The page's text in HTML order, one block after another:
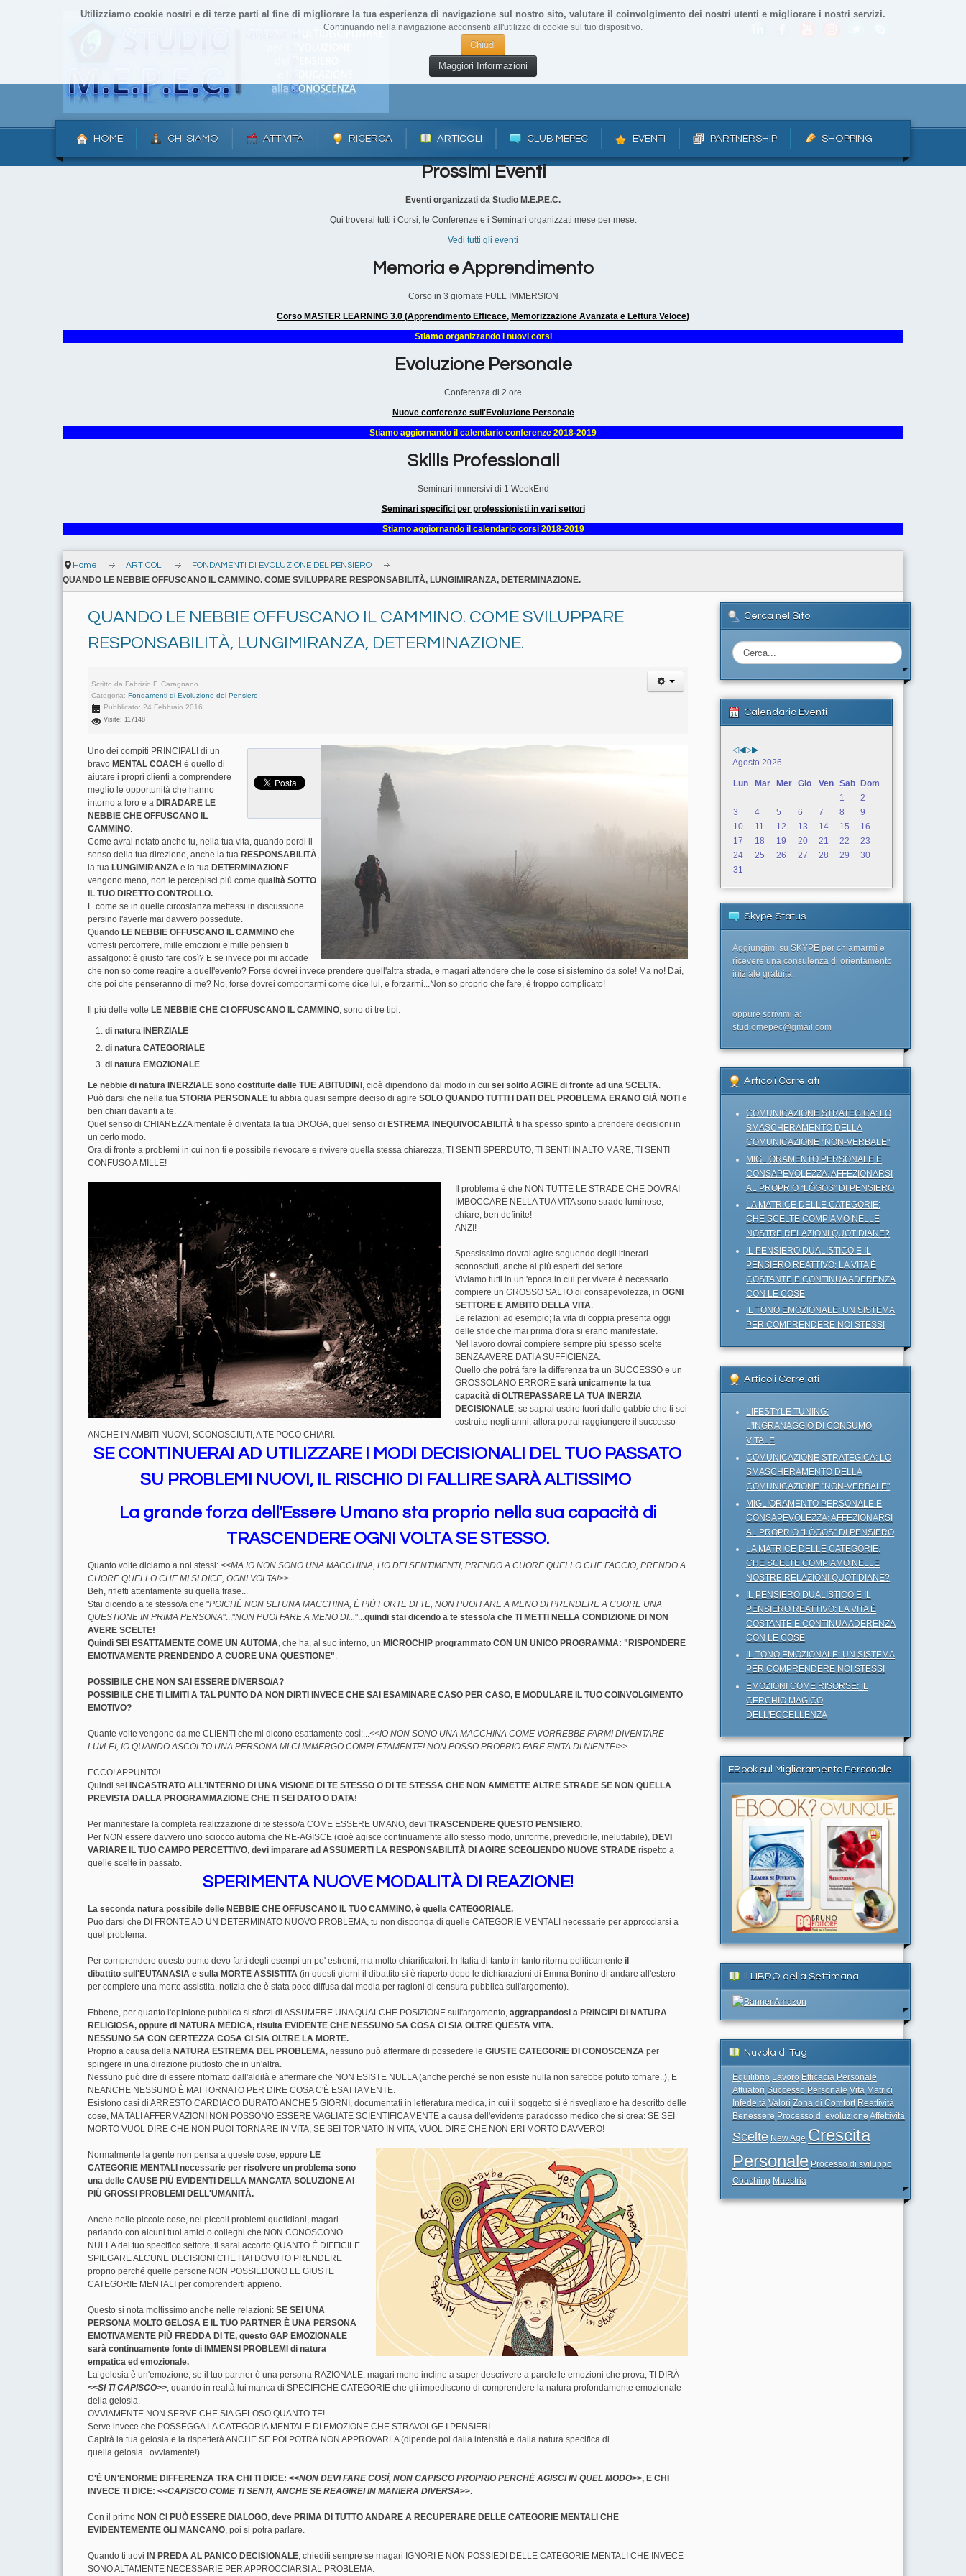
Utilizziamo cookie nostri e di terze parti al fine di migliorare la tua esperienza di navigazione sul nostro sito, valutare il coinvolgimento dei nostri utenti e migliorare i nostri servizi.
Continuando nella navigazione acconsenti all'utilizzo di cookie sul tuo dispositivo.
Chiudi
Maggiori Informazioni
HOME CHI SIAMO ATTIVITÀ RICERCA ARTICOLI CLUB MEPEC EVENTI PARTNERSHIP SHOPPING
Prossimi Eventi
Eventi organizzati da Studio M.E.P.E.C.
Qui troverai tutti i Corsi, le Conferenze e i Seminari organizzati mese per mese.
Vedi tutti gli eventi
Memoria e Apprendimento
Corso in 3 giornate FULL IMMERSION
Corso MASTER LEARNING 3.0 (Apprendimento Efficace, Memorizzazione Avanzata e Lettura Veloce)
Stiamo organizzando i nuovi corsi
Evoluzione Personale
Conferenza di 2 ore
Nuove conferenze sull'Evoluzione Personale
Stiamo aggiornando il calendario conferenze 2018-2019
Skills Professionali
Seminari immersivi di 1 WeekEnd
Seminari specifici per professionisti in vari settori
Stiamo aggiornando il calendario corsi 2018-2019
Home ARTICOLI FONDAMENTI DI EVOLUZIONE DEL PENSIERO
QUANDO LE NEBBIE OFFUSCANO IL CAMMINO. COME SVILUPPARE RESPONSABILITÀ, LUNGIMIRANZA, DETERMINAZIONE.
QUANDO LE NEBBIE OFFUSCANO IL CAMMINO. COME SVILUPPARE
RESPONSABILITÀ, LUNGIMIRANZA, DETERMINAZIONE.
Scritto da Fabrizio F. Caragnano
Categoria: Fondamenti di Evoluzione del Pensiero
Pubblicato: 24 Febbraio 2016
Visite: 117148
Uno dei compiti PRINCIPALI di un
bravo MENTAL COACH è quello di
aiutare i propri clienti a comprendere
meglio le opportunità che hanno
intorno a loro e a DIRADARE LE
NEBBIE CHE OFFUSCANO IL
CAMMINO.
Come avrai notato anche tu, nella tua vita, quando perdi il
senso della tua direzione, anche la tua RESPONSABILITÀ,
la tua LUNGIMIRANZA e la tua DETERMINAZION E
vengono meno, non le percepisci più come qualità SOTTO
IL TUO DIRETTO CONTROLLO.
E come se in quelle circostanza mettessi in discussione
persino l'averle mai davvero possedute.
Quando LE NEBBIE OFFUSCANO IL CAMMINO che
vorresti percorrere, mille emozioni e mille pensieri ti
assalgono: è giusto fare così? E se invece poi mi accade
che non so come reagire a quell'evento? Forse dovrei invece prendere quell'altra strada, e magari attendere che le cose si sistemino da sole! Ma no! Dai,
che poi che penseranno di me? No, forse dovrei comportarmi come dice lui, e forzarmi...Non so proprio che fare, è troppo complicato!
Il più delle volte LE NEBBIE CHE CI OFFUSCANO IL CAMMINO, sono di tre tipi:
di natura INERZIALE
di natura CATEGORIALE
di natura EMOZIONALE
Le nebbie di natura INERZIALE sono costituite dalle TUE ABITUDINI , cioè dipendono dal modo in cui sei solito AGIRE di fronte ad una SCELTA.
Può darsi che nella tua STORIA PERSONALE tu abbia quasi sempre deciso di agire SOLO QUANDO TUTTI I DATI DEL PROBLEMA ERANO GIÀ NOTI e
ben chiari davanti a te.
Quel senso di CHIAREZZA mentale è diventata la tua DROGA, quel senso di ESTREMA INEQUIVOCABILITÀ ti ha spesso spinto a prendere decisioni in
un certo modo.
Ora di fronte a problemi in cui non ti è possibile rievocare e rivivere quella stessa chiarezza, TI SENTI SPERDUTO, TI SENTI IN ALTO MARE, TI SENTI
CONFUSO A MILLE!
Il problema è che NON TUTTE LE STRADE CHE DOVRAI
IMBOCCARE NELLA TUA VITA sono strade luminose,
chiare, ben definite!
ANZI!
Spessissimo dovrai agire seguendo degli itinerari
sconosciuti, anche ai più esperti del settore.
Viviamo tutti in un 'epoca in cui per vivere è necessario
compiere un GROSSO SALTO di consapevolezza, in OGNI
SETTORE E AMBITO DELLA VITA.
Le relazioni ad esempio; la vita di coppia presenta oggi
delle sfide che mai prima d'ora si erano manifestate.
Nel lavoro dovrai compiere sempre più spesso scelte
SENZA AVERE DATI A SUFFICIENZA.
Quello che potrà fare la differenza tra un SUCCESSO e un
GROSSOLANO ERRORE sarà unicamente la tua
capacità di OLTREPASSARE LA TUA INERZIA
DECISIONALE, se saprai uscire fuori dalle gabbie che ti sei
costruito negli anni, allora potrai raggiungere il successo
ANCHE IN AMBITI NUOVI, SCONOSCIUTI, A TE POCO CHIARI.
SE CONTINUERAI AD UTILIZZARE I MODI DECISIONALI DEL TUO PASSATO
SU PROBLEMI NUOVI, IL RISCHIO DI FALLIRE SARÀ ALTISSIMO
La grande forza dell'Essere Umano sta proprio nella sua capacità di
TRASCENDERE OGNI VOLTA SE STESSO.
Quanto volte diciamo a noi stessi: <<MA IO NON SONO UNA MACCHINA, HO DEI SENTIMENTI, PRENDO A CUORE QUELLO CHE FACCIO, PRENDO A
CUORE QUELLO CHE MI SI DICE, OGNI VOLTA!>>
Beh, rifletti attentamente su quella frase...
Stai dicendo a te stesso/a che "POICHÉ NON SEI UNA MACCHINA, È PIÙ FORTE DI TE, NON PUOI FARE A MENO DI PRENDERE A CUORE UNA
QUESTIONE IN PRIMA PERSONA"..."NON PUOI FARE A MENO DI..."...quindi stai dicendo a te stesso/a che TI METTI NELLA CONDIZIONE DI NON
AVERE SCELTE!
Quindi SEI ESATTAMENTE COME UN AUTOMA, che ha, al suo interno, un MICROCHIP programmato CON UN UNICO PROGRAMMA: "RISPONDERE
EMOTIVAMENTE PRENDENDO A CUORE UNA QUESTIONE".
POSSIBILE CHE NON SAI ESSERE DIVERSO/A?
POSSIBILE CHE TI LIMITI A TAL PUNTO DA NON DIRTI INVECE CHE SAI ESAMINARE CASO PER CASO, E MODULARE IL TUO COINVOLGIMENTO
EMOTIVO?
Quante volte vengono da me CLIENTI che mi dicono esattamente così:...<<IO NON SONO UNA MACCHINA COME VORREBBE FARMI DIVENTARE
LUI/LEI, IO QUANDO ASCOLTO UNA PERSONA MI CI IMMERGO COMPLETAMENTE! NON POSSO PROPRIO FARE FINTA DI NIENTE!>>
ECCO! APPUNTO!
Quindi sei
INCASTRATO ALL'INTERNO DI UNA VISIONE DI TE STESSO O DI TE STESSA CHE NON AMMETTE ALTRE STRADE SE NON QUELLA
PREVISTA DALLA PROGRAMMAZIONE CHE TI SEI DATO O DATA!
Per manifestare la completa realizzazione di te stesso/a COME ESSERE UMANO, devi TRASCENDERE QUESTO PENSIERO.
Per NON essere davvero uno sciocco automa che RE-AGISCE (cioè agisce continuamente allo stesso modo, uniforme, prevedibile, ineluttabile), DEVI
VARIARE IL TUO CAMPO PERCETTIVO, devi imparare ad ASSUMERTI LA RESPONSABILITÀ DI AGIRE SCEGLIENDO NUOVE STRADE rispetto a
quelle scelte in passato.
SPERIMENTA NUOVE MODALITÀ DI REAZIONE!
La seconda natura possibile delle NEBBIE CHE OFFUSCANO IL TUO CAMMINO, è quella CATEGORIALE.
Può darsi che DI FRONTE AD UN DETERMINATO NUOVO PROBLEMA, tu non disponga di quelle CATEGORIE MENTALI necessarie per approcciarsi a
quel problema.
Per comprendere questo punto devo farti degli esempi un po' estremi, ma molto chiarificatori: In Italia di tanto in tanto ritorna politicamente il
dibattito sull'EUTANASIA e sulla MORTE ASSISTITA (in questi giorni il dibattito si è riaperto dopo le dichiarazioni di Emma Bonino di andare all'estero
per compiere una morte assistita, notizia che è stata poco diffusa dai media per ragioni di censura pubblica sull'argomento).
Ebbene, per quanto l'opinione pubblica si sforzi di ASSUMERE UNA QUALCHE POSIZIONE sull'argomento, aggrappandosi a PRINCIPI DI NATURA
RELIGIOSA, oppure di NATURA MEDICA, risulta EVIDENTE CHE NESSUNO SA COSA CI SIA OLTRE QUESTA VITA.
NESSUNO SA CON CERTEZZA COSA CI SIA OLTRE LA MORTE.
Proprio a causa della NATURA ESTREMA DEL PROBLEMA, nessuno può affermare di possedere le GIUSTE CATEGORIE DI CONOSCENZA per
spingere in una direzione piuttosto che in un'altra.
Nessuno può dire di essere ritornato dall'aldilà e affermare che NON ESISTE NULLA (anche perché se non esiste nulla non sarebbe potuto tornare..), E
NEANCHE NESSUNO È MAI TORNATO PER DIRE COSA C'È ESATTAMENTE.
Esistono casi di ARRESTO CARDIACO DURATO ANCHE 5 GIORNI, documentati in letteratura medica, in cui il soggetto si è risvegliato e ha descritto delle
cose, MA TALI AFFERMAZIONI NON POSSONO ESSERE VAGLIATE SCIENTIFICAMENTE a causa dell'evidente paradosso medico che si crea: SE SEI
MORTO VUOL DIRE CHE NON PUOI TORNARE IN VITA, SE SEI TORNATO IN VITA, VUOL DIRE CHE NON ERI MORTO DAVVERO!
Normalmente la gente non pensa a queste cose, eppure LE
CATEGORIE MENTALI necessarie per risolvere un problema sono
una delle CAUSE PIÙ EVIDENTI DELLA MANCATA SOLUZIONE AI
PIÙ GROSSI PROBLEMI DELL'UMANITÀ.
Anche nelle piccole cose, nei piccoli problemi quotidiani, magari
parlando con alcuni tuoi amici o colleghi che NON CONOSCONO
NULLA del tuo specifico settore, ti sarai accorto QUANTO È DIFFICILE
SPIEGARE ALCUNE DECISIONI CHE HAI DOVUTO PRENDERE
proprio perché quelle persone NON POSSIEDONO LE GIUSTE
CATEGORIE MENTALI per comprenderti appieno.
Questo si nota moltissimo anche nelle relazioni: SE SEI UNA
PERSONA MOLTO GELOSA E IL TUO PARTNER È UNA PERSONA
EMOTIVAMENTE PIÙ FREDDA DI TE, questo GAP EMOZIONALE
sarà continuamente fonte di IMMENSI PROBLEMI di natura
empatica ed emozionale.
La gelosia è un'emozione, se il tuo partner è una persona RAZIONALE, magari meno incline a saper descrivere a parole le emozioni che prova, TI DIRÀ
<<SI TI CAPISCO>>, quando in realtà lui manca di SPECIFICHE CATEGORIE che gli impediscono di comprendere la natura profondamente emozionale
della gelosia.
OVVIAMENTE NON SERVE CHE SIA GELOSO QUANTO TE!
Serve invece che POSSEGGA LA CATEGORIA MENTALE DI EMOZIONE CHE STRAVOLGE I PENSIERI.
Capirà la tua gelosia e la rispetterà ANCHE SE POI POTRÀ NON APPROVARLA (dipende poi dalla intensità e dalla natura specifica di
quella gelosia...ovviamente!).
C'È UN'ENORME DIFFERENZA TRA CHI TI DICE: <<NON DEVI FARE COSÌ, NON CAPISCO PROPRIO PERCHÉ AGISCI IN QUEL MODO>>, E CHI
INVECE TI DICE: <<CAPISCO COME TI SENTI, ANCHE SE REAGIREI IN MANIERA DIVERSA>>.
Con il primo NON CI PUÒ ESSERE DIALOGO, deve PRIMA DI TUTTO ANDARE A RECUPERARE DELLE CATEGORIE MENTALI CHE
EVIDENTEMENTE GLI MANCANO, poi si potrà parlare.
Quando ti trovi IN PREDA AL PANICO DECISIONALE, chiediti sempre se magari IGNORI E NON POSSIEDI DELLE CATEGORIE MENTALI CHE INVECE
SONO ALTAMENTE NECESSARIE PER APPROCCIARSI AL PROBLEMA.
Cerca nel Sito
Cerca...
Calendario Eventi
Agosto 2026
Lun Mar Mer Gio Ven Sab
Dom
1
2
3
4 5 6 7 8
9
10
11 12 13 14 15
16
17
18 19 20 21 22
23
24
25 26 27 28 29
30
31
Skype Status
Aggiungimi su SKYPE per chiamarmi e
ricevere una consulenza di orientamento
iniziale gratuita.
oppure scrivimi a:
studiomepec@gmail.com
Articoli Correlati
COMUNICAZIONE STRATEGICA: LO
SMASCHERAMENTO DELLA
COMUNICAZIONE "NON-VERBALE"
MIGLIORAMENTO PERSONALE E
CONSAPEVOLEZZA: AFFEZIONARSI
AL PROPRIO “LÓGOS” DI PENSIERO
LA MATRICE DELLE CATEGORIE:
CHE SCELTE COMPIAMO NELLE
NOSTRE RELAZIONI QUOTIDIANE?
IL PENSIERO DUALISTICO E IL
PENSIERO REATTIVO: LA VITA È
COSTANTE E CONTINUA ADERENZA
CON LE COSE
IL TONO EMOZIONALE: UN SISTEMA
PER COMPRENDERE NOI STESSI
Articoli Correlati
LIFESTYLE TUNING:
L'INGRANAGGIO DI CONSUMO
VITALE
COMUNICAZIONE STRATEGICA: LO
SMASCHERAMENTO DELLA
COMUNICAZIONE "NON-VERBALE"
MIGLIORAMENTO PERSONALE E
CONSAPEVOLEZZA: AFFEZIONARSI
AL PROPRIO “LÓGOS” DI PENSIERO
LA MATRICE DELLE CATEGORIE:
CHE SCELTE COMPIAMO NELLE
NOSTRE RELAZIONI QUOTIDIANE?
IL PENSIERO DUALISTICO E IL
PENSIERO REATTIVO: LA VITA È
COSTANTE E CONTINUA ADERENZA
CON LE COSE
IL TONO EMOZIONALE: UN SISTEMA
PER COMPRENDERE NOI STESSI
EMOZIONI COME RISORSE: IL
CERCHIO MAGICO
DELL'ECCELLENZA
EBook sul Miglioramento Personale
Il LIBRO della Settimana
Nuvola di Tag
Equilibrio Lavoro Efficacia Personale
Attuatori Successo Personale Vita Matrici
Infedeltà Valori Zona di Comfort Reattività
Benessere Processo di evoluzione Affettività
Scelte New Age Crescita
Personale Processo di sviluppo
Coaching Maestria